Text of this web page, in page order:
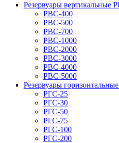
Резервуары вертикальные
РВС-400
РВС-500
РВС-700
РВС-1000
РВС-2000
РВС-3000
РВС-4000
РВС-5000
Резервуары
РГС-25
РГС-30
РГС-50
РГС-75
РГС-100
РГС-200